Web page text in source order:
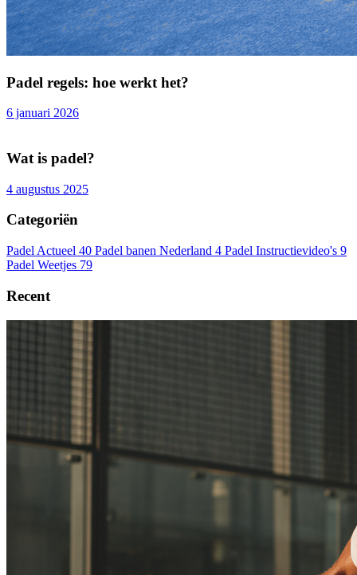
Padel regels: hoe werkt het?
6 januari 2026
Wat is padel?
4 augustus 2025
Categoriën
Padel Actueel 40 Padel banen Nederland 4 Padel Instructievideo's 9
Padel Weetjes 79
Recent